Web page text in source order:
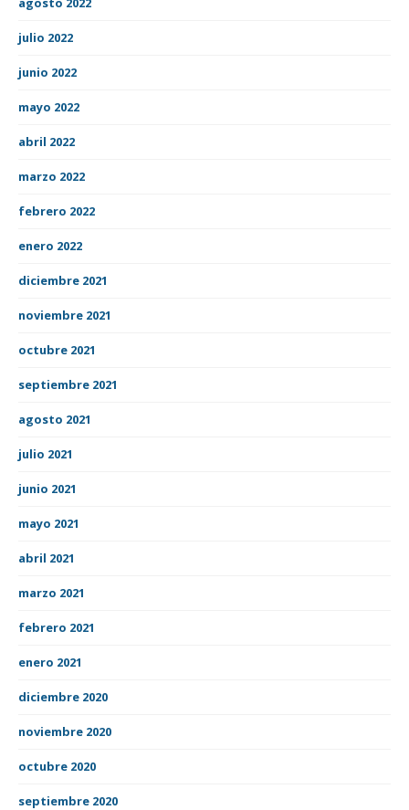
julio 2022
junio 2022
mayo 2022
abril 2022
marzo 2022
febrero 2022
enero 2022
diciembre 2021
noviembre 2021
octubre 2021
septiembre 2021
agosto 2021
julio 2021
junio 2021
mayo 2021
abril 2021
marzo 2021
febrero 2021
enero 2021
diciembre 2020
noviembre 2020
octubre 2020
septiembre 2020